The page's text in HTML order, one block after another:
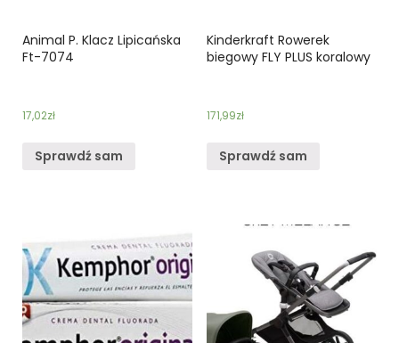
Animal P. Klacz Lipicańska
Ft-7074
17,02zł
Sprawdź sam
Kinderkraft Rowerek
biegowy FLY PLUS koralowy
171,99zł
Sprawdź sam